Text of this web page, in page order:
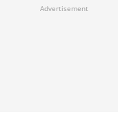
Advertisement